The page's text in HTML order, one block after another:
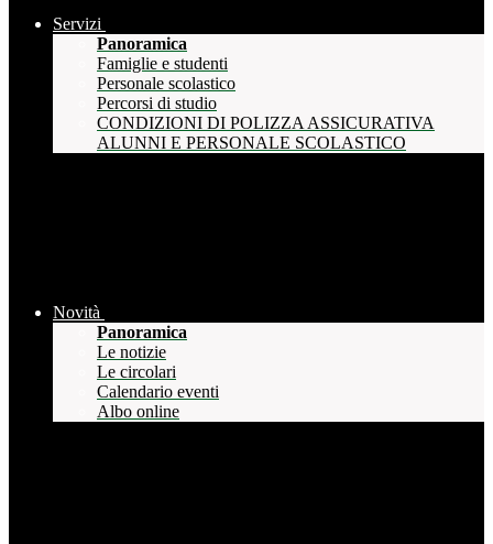
Servizi
Panoramica
Famiglie e studenti
Personale scolastico
Percorsi di studio
CONDIZIONI DI POLIZZA ASSICURATIVA
ALUNNI E PERSONALE SCOLASTICO
Novità
Panoramica
Le notizie
Le circolari
Calendario eventi
Albo online